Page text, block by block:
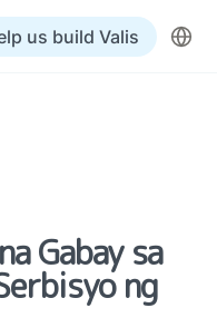
us build Valis
Gabay sa
ng